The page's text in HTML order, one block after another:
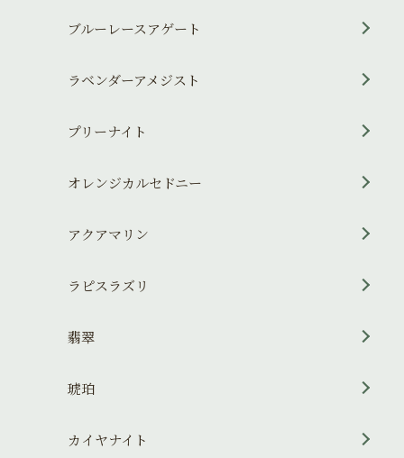
ブルーレースアゲート
ラベンダーアメジスト
プリーナイト
オレンジカルセドニー
アクアマリン
ラピスラズリ
翡翠
琥珀
カイヤナイト